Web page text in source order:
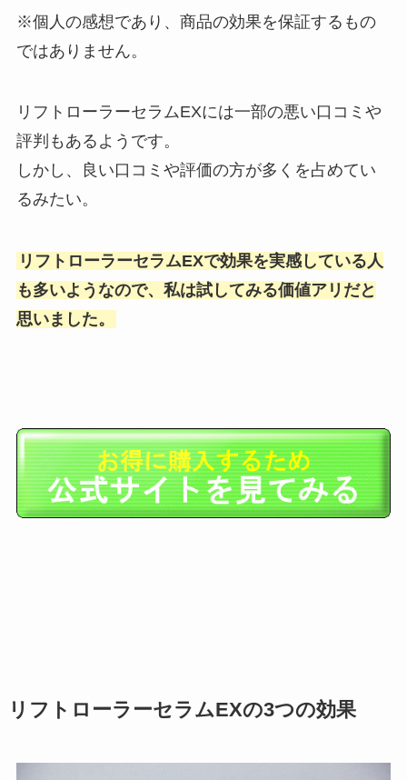
※個人の感想であり、商品の効果を保証するもの
ではありません。
リフトローラーセラムEXには一部の悪い口コミや
評判もあるようです。
しかし、良い口コミや評価の方が多くを占めてい
るみたい。
リフトローラーセラムEXで効果を実感している人
も多いようなので、私は試してみる価値アリだと
思いました。
リフトローラーセラムEXの3つの効果